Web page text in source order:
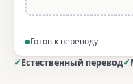
Готов к переводу
✓Естественный перевод✓